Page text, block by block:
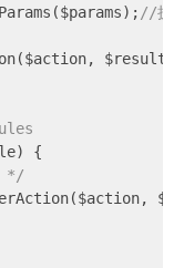
//执
{
*/